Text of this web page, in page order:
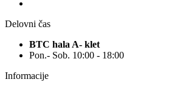
Delovni čas
BTC hala A- klet
Pon.- Sob. 10:00 - 18:00
Informacije